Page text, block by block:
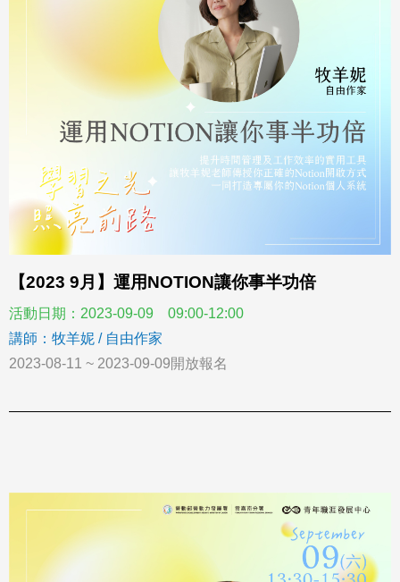
【2023 9月】運用NOTION讓你事半功倍
活動日期：2023-09-09 09:00-12:00
講師：牧羊妮 / 自由作家
2023-08-11 ~ 2023-09-09開放報名